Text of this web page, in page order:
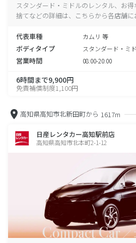
スタンダード・ミドルのレンタル、お
捨てなどの詳細は、こちらから各店舗に
代表車種 カムリ 等
ボディタイプ スタンダード・ミ
営業時間 08:00-20:00
6時間まで9,900円
免責補償制度1,100円
高知県高知市北新田町から 1617m
日産レンタカー高知駅前店
高知県高知市北本町2-1-12